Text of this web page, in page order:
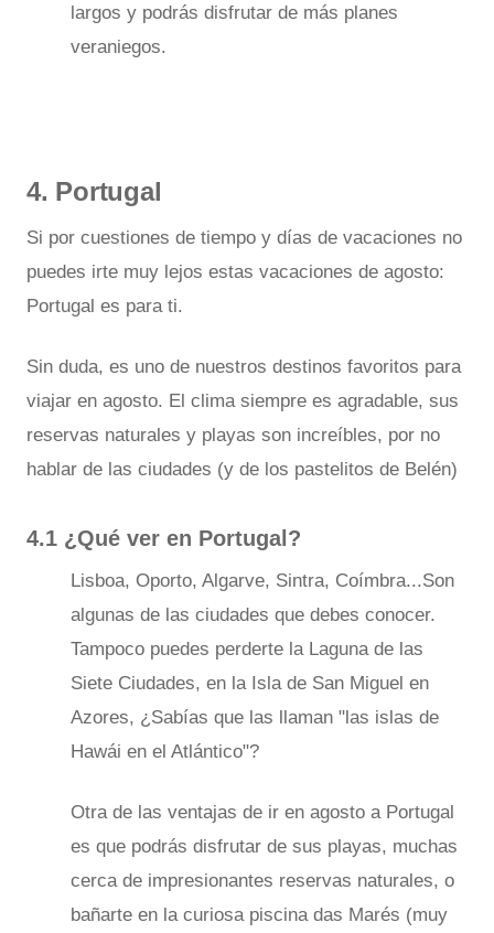
largos y podrás disfrutar de más planes
veraniegos.
4. Portugal
Si por cuestiones de tiempo y días de vacaciones no
puedes irte muy lejos estas vacaciones de agosto:
Portugal es para ti.
Sin duda, es uno de nuestros destinos favoritos para
viajar en agosto. El clima siempre es agradable, sus
reservas naturales y playas son increíbles, por no
hablar de las ciudades (y de los pastelitos de Belén)
4.1 ¿Qué ver en Portugal?
Lisboa, Oporto, Algarve, Sintra, Coímbra...Son
algunas de las ciudades que debes conocer.
Tampoco puedes perderte la Laguna de las
Siete Ciudades, en la Isla de San Miguel en
Azores, ¿Sabías que las llaman "las islas de
Hawái en el Atlántico"?
Otra de las ventajas de ir en agosto a Portugal
es que podrás disfrutar de sus playas, muchas
cerca de impresionantes reservas naturales, o
bañarte en la curiosa piscina das Marés (muy